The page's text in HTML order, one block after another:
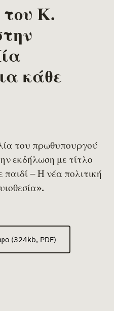
Κ.
κάθε
του πρωθυπουργού
εκδήλωση με τίτλο
παιδί – Η νέα πολιτική
(324kb, PDF)